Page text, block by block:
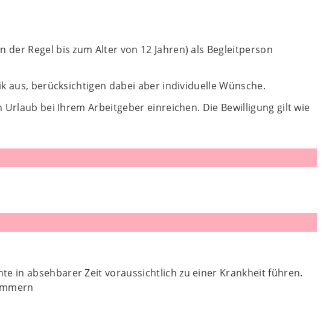
Regel bis zum Alter von 12 Jahren) als Begleitperson
aus, berücksichtigen dabei aber individuelle Wünsche.
bei Ihrem Arbeitgeber einreichen. Die Bewilligung gilt wie
in absehbarer Zeit voraussichtlich zu einer Krankheit führen.